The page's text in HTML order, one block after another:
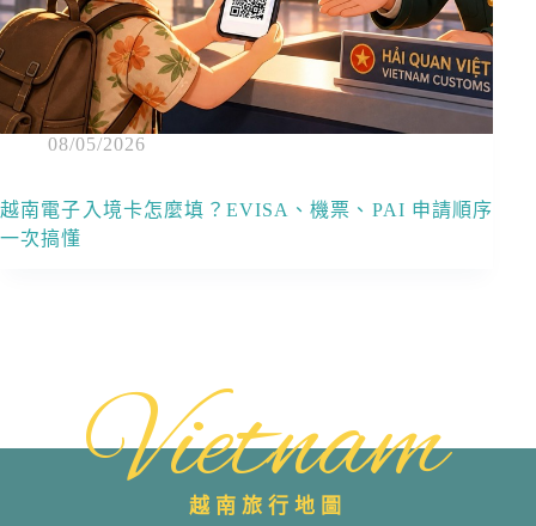
08/05/2026
越南電子入境卡怎麼填？EVISA、機票、PAI 申請順序
一次搞懂
Vietnam
越南旅行地圖